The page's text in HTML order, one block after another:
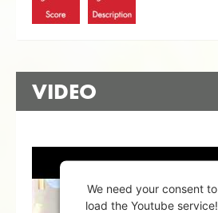
VIDEO
We need your consent to
load the Youtube service!